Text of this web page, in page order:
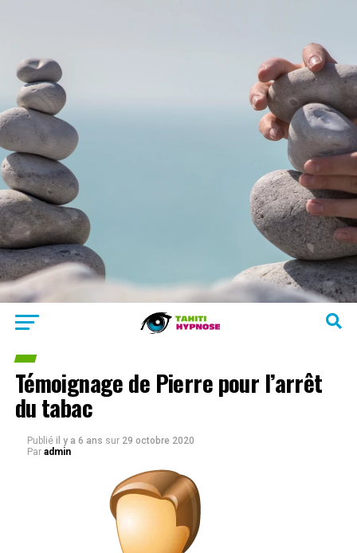
Témoignage de Pierre pour l’arrêt
du tabac
Publié il y a 6 ans sur 29 octobre 2020
Par admin